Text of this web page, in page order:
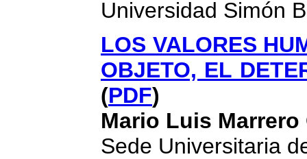
Universidad Simón
LOS VALORES
OBJETO, EL
(PDF)
Mario Luis Marrero
Sede Universitaria